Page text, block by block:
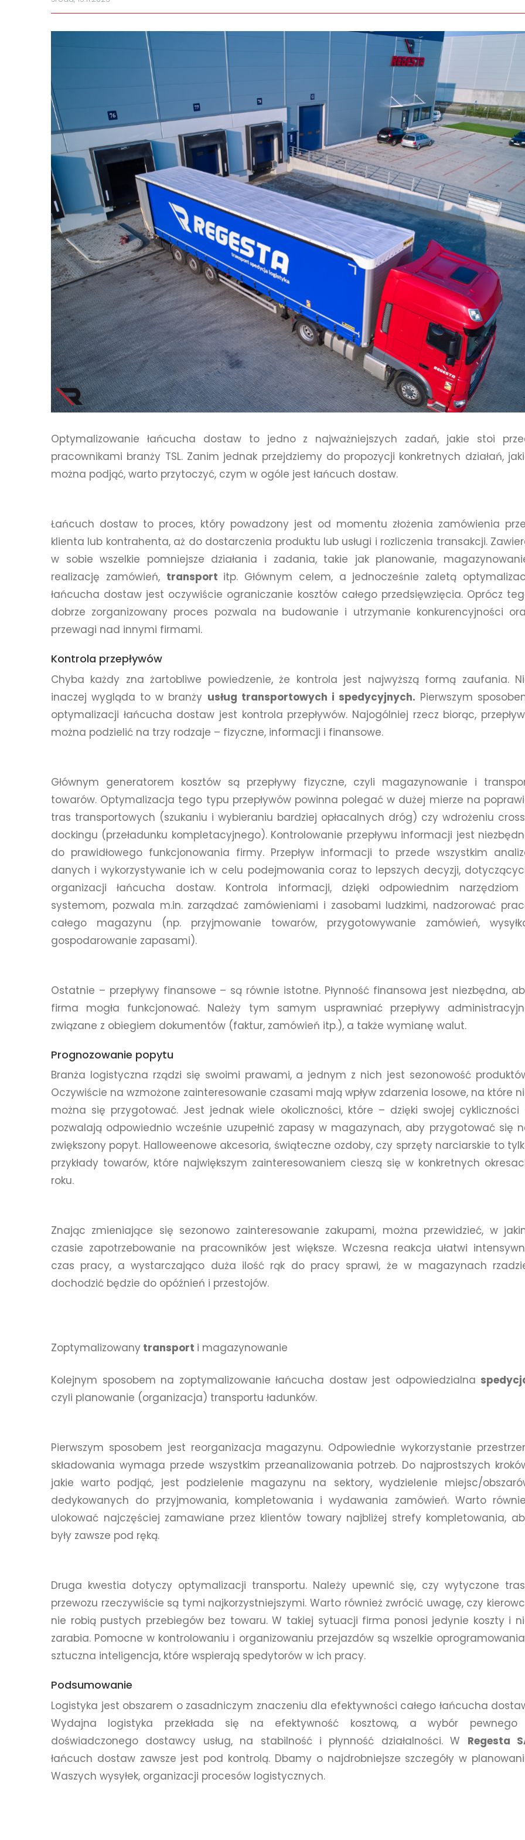
Optymalizowanie łańcucha dostaw to jedno z najważniejszych zadań, jakie stoi
pracownikami branży TSL. Zanim jednak przejdziemy do propozycji konkretnych działań,
można podjąć, warto przytoczyć, czym w ogóle jest łańcuch dostaw.
Łańcuch dostaw to proces, który powadzony jest od momentu złożenia zamówienia
klienta lub kontrahenta, aż do dostarczenia produktu lub usługi i rozliczenia transakcji.
w sobie wszelkie pomniejsze działania i zadania, takie jak planowanie,
realizację zamówień, transport itp. Głównym celem, a jednocześnie zaletą
łańcucha dostaw jest oczywiście ograniczanie kosztów całego przedsięwzięcia. Oprócz
dobrze zorganizowany proces pozwala na budowanie i utrzymanie konkurencyjności
przewagi nad innymi firmami.
Kontrola przepływów
Chyba każdy zna żartobliwe powiedzenie, że kontrola jest najwyższą formą zaufania.
inaczej wygląda to w branży usług transportowych i spedycyjnych. Pierwszym
optymalizacji łańcucha dostaw jest kontrola przepływów. Najogólniej rzecz biorąc,
można podzielić na trzy rodzaje – fizyczne, informacji i finansowe.
Głównym generatorem kosztów są przepływy fizyczne, czyli magazynowanie i
towarów. Optymalizacja tego typu przepływów powinna polegać w dużej mierze na
tras transportowych (szukaniu i wybieraniu bardziej opłacalnych dróg) czy wdrożeniu
dockingu (przeładunku kompletacyjnego). Kontrolowanie przepływu informacji jest
do prawidłowego funkcjonowania firmy. Przepływ informacji to przede wszystkim
danych i wykorzystywanie ich w celu podejmowania coraz to lepszych decyzji,
organizacji łańcucha dostaw. Kontrola informacji, dzięki odpowiednim
systemom, pozwala m.in. zarządzać zamówieniami i zasobami ludzkimi, nadzorować
całego magazynu (np. przyjmowanie towarów, przygotowywanie zamówień,
gospodarowanie zapasami).
Ostatnie – przepływy finansowe – są równie istotne. Płynność finansowa jest niezbędna,
firma mogła funkcjonować. Należy tym samym usprawniać przepływy
związane z obiegiem dokumentów (faktur, zamówień itp.), a także wymianę walut.
Prognozowanie popytu
Branża logistyczna rządzi się swoimi prawami, a jednym z nich jest sezonowość
Oczywiście na wzmożone zainteresowanie czasami mają wpływ zdarzenia losowe, na które
można się przygotować. Jest jednak wiele okoliczności, które – dzięki swojej cykliczności
pozwalają odpowiednio wcześnie uzupełnić zapasy w magazynach, aby przygotować się
zwiększony popyt. Halloweenowe akcesoria, świąteczne ozdoby, czy sprzęty narciarskie to
przykłady towarów, które największym zainteresowaniem cieszą się w konkretnych
roku.
Znając zmieniające się sezonowo zainteresowanie zakupami, można przewidzieć, w
czasie zapotrzebowanie na pracowników jest większe. Wczesna reakcja ułatwi
czas pracy, a wystarczająco duża ilość rąk do pracy sprawi, że w magazynach
dochodzić będzie do opóźnień i przestojów.
Zoptymalizowany transport i magazynowanie
Kolejnym sposobem na zoptymalizowanie łańcucha dostaw jest odpowiedzialna
czyli planowanie (organizacja) transportu ładunków.
Pierwszym sposobem jest reorganizacja magazynu. Odpowiednie wykorzystanie
składowania wymaga przede wszystkim przeanalizowania potrzeb. Do najprostszych
jakie warto podjąć, jest podzielenie magazynu na sektory, wydzielenie miejsc/
dedykowanych do przyjmowania, kompletowania i wydawania zamówień. Warto
ulokować najczęściej zamawiane przez klientów towary najbliżej strefy kompletowania,
były zawsze pod ręką.
Druga kwestia dotyczy optymalizacji transportu. Należy upewnić się, czy wytyczone
przewozu rzeczywiście są tymi najkorzystniejszymi. Warto również zwrócić uwagę, czy
nie robią pustych przebiegów bez towaru. W takiej sytuacji firma ponosi jedynie koszty i
zarabia. Pomocne w kontrolowaniu i organizowaniu przejazdów są wszelkie
sztuczna inteligencja, które wspierają spedytorów w ich pracy.
Podsumowanie
Logistyka jest obszarem o zasadniczym znaczeniu dla efektywności całego łańcucha
Wydajna logistyka przekłada się na efektywność kosztową, a wybór
doświadczonego dostawcy usług, na stabilność i płynność działalności. W Regesta
łańcuch dostaw zawsze jest pod kontrolą. Dbamy o najdrobniejsze szczegóły w
Waszych wysyłek, organizacji procesów logistycznych.